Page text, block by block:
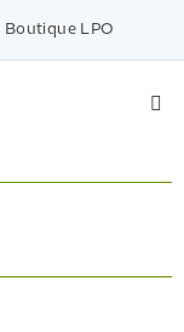
Boutique LPO